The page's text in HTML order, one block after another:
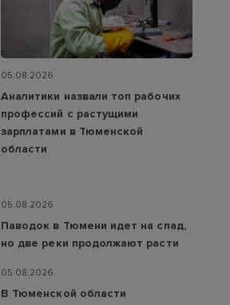
05.08.2026
Аналитики назвали топ рабочих
профессий с растущими
зарплатами в Тюменской
области
05.08.2026
Паводок в Тюмени идет на спад,
но две реки продолжают расти
05.08.2026
В Тюменской области